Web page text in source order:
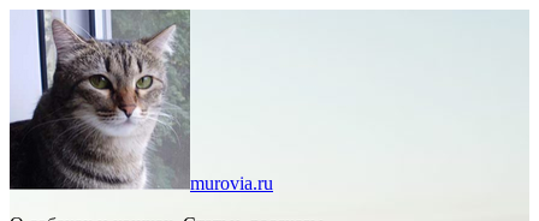
murovia.ru